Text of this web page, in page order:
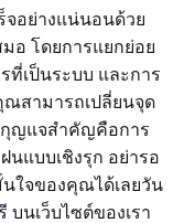
จอย่างแน่นอนด้วย
อ โดยการแยกย่อย
ที่เป็นระบบ และการ
สามารถเปลี่ยนจุด
ญแจสำคัญคือการ
นแบบเชิงรุก อย่ารอ
ใจของคุณได้เลยวัน
บนเว็บไซต์ของเรา